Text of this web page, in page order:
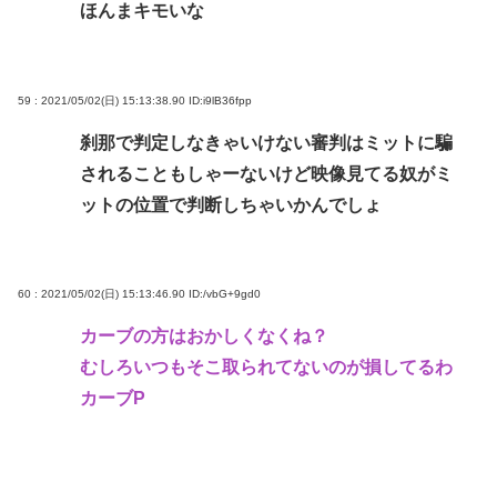
ほんまキモいな
59 : 2021/05/02(日) 15:13:38.90 ID:i9lB36fpp
刹那で判定しなきゃいけない審判はミットに騙
されることもしゃーないけど映像見てる奴がミ
ットの位置で判断しちゃいかんでしょ
60 : 2021/05/02(日) 15:13:46.90 ID:/vbG+9gd0
カーブの方はおかしくなくね？
むしろいつもそこ取られてないのが損してるわ
カーブP